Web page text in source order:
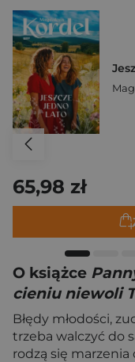
65,98 zł
O książce
cieniu niewoli
Błędy młodości,
trzeba walczyć do
rodzą się